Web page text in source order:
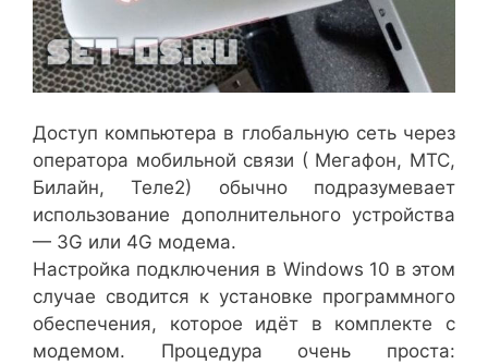
Доступ компьютера в глобальную сеть через
оператора мобильной связи ( Мегафон, МТС,
Билайн, Теле2) обычно подразумевает
использование дополнительного устройства
— 3G или 4G модема.
Настройка подключения в Windows 10 в этом
случае сводится к установке программного
обеспечения, которое идёт в комплекте с
модемом. Процедура очень проста: